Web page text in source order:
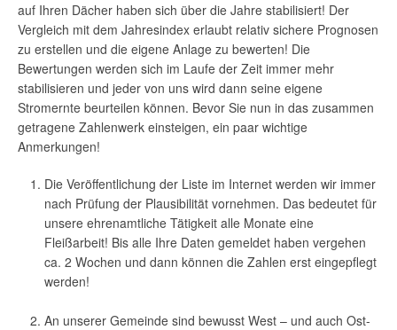
auf Ihren Dächer haben sich über die Jahre stabilisiert! Der
Vergleich mit dem Jahresindex erlaubt relativ sichere Prognosen
zu erstellen und die eigene Anlage zu bewerten! Die
Bewertungen werden sich im Laufe der Zeit immer mehr
stabilisieren und jeder von uns wird dann seine eigene
Stromernte beurteilen können. Bevor Sie nun in das zusammen
getragene Zahlenwerk einsteigen, ein paar wichtige
Anmerkungen!
Die Veröffentlichung der Liste im Internet werden wir immer
nach Prüfung der Plausibilität vornehmen. Das bedeutet für
unsere ehrenamtliche Tätigkeit alle Monate eine
Fleißarbeit! Bis alle Ihre Daten gemeldet haben vergehen
ca. 2 Wochen und dann können die Zahlen erst eingepflegt
werden!
An unserer Gemeinde sind bewusst West – und auch Ost-